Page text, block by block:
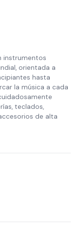
instrumentos
orientada a
hasta
la música a cada
teclados,
de alta